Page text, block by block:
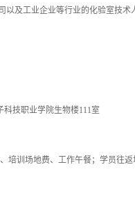
及工业企业等行业的化验室技术
技职业学院生物楼111室
培训场地费、工作午餐；学员往